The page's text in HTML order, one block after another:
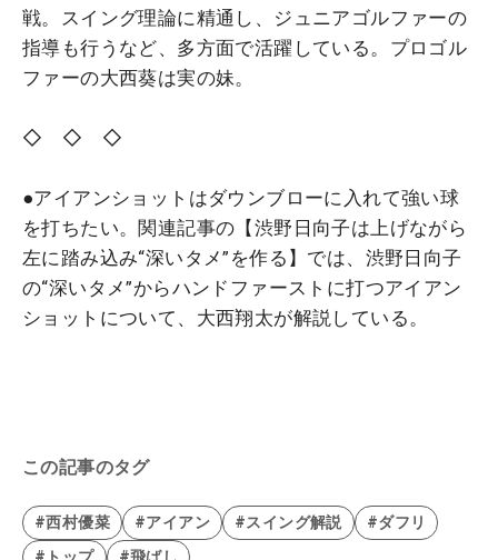
戦。スイング理論に精通し、ジュニアゴルファーの
指導も行うなど、多方面で活躍している。プロゴル
ファーの大西葵は実の妹。
◇ ◇ ◇
●アイアンショットはダウンブローに入れて強い球
を打ちたい。関連記事の【渋野日向子は上げながら
左に踏み込み“深いタメ”を作る】では、渋野日向子
の“深いタメ”からハンドファーストに打つアイアン
ショットについて、大西翔太が解説している。
この記事のタグ
#西村優菜 #アイアン #スイング解説
#ダフリ